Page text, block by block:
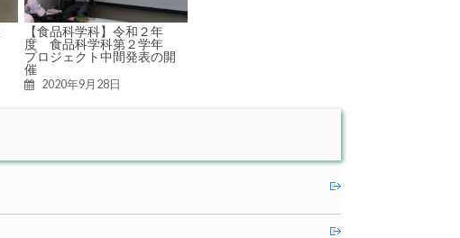
【食品科学科】令和２年
度 食品科学科第２学年
プロジェクト中間発表の開
催
2020年9月28日